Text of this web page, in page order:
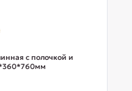
с полочкой и